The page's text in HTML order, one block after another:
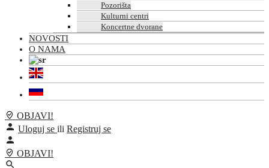
Pozorišta
Kulturni centri
Koncertne dvorane
NOVOSTI
O NAMA
OBJAVI!
Uloguj se ili Registruj se
OBJAVI!